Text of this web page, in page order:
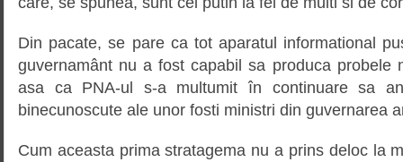
Din pacate, se pare ca tot aparatul informational
guvernamânt nu a fost capabil sa produca probele
asa ca PNA-ul s-a multumit în continuare sa
binecunoscute ale unor fosti ministri din guvernarea
Cum aceasta prima stratagema nu a prins deloc la